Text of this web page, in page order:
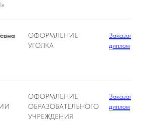
ОФОРМЛЕНИЕ
УГОЛКА
Заказать
диплом
ОФОРМЛЕНИЕ
ОБРАЗОВАТЕЛЬНОГО
УЧРЕЖДЕНИЯ
Заказать
диплом